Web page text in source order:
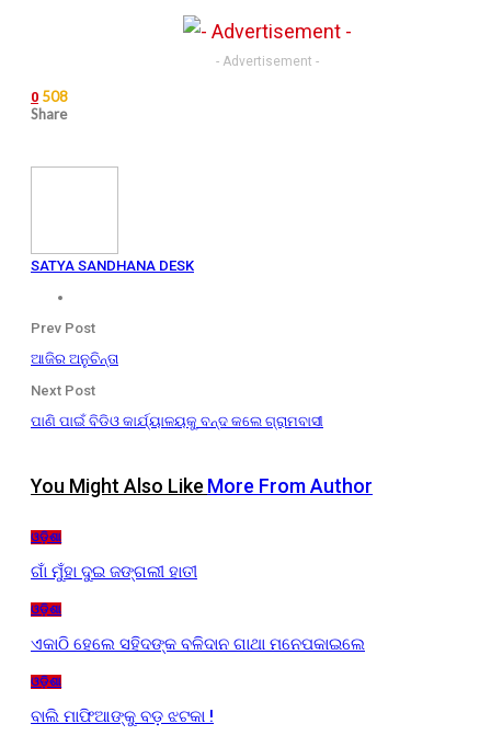
- Advertisement -
0 508
Share
SATYA SANDHANA DESK
Prev Post
ଆଜିର ଅନୁଚିନ୍ତା
Next Post
ପାଣି ପାଇଁ ବିଡିଓ କାର୍ଯ୍ୟାଳୟକୁ ବନ୍ଦ କଲେ ଗ୍ରାମବାସୀ
You Might Also Like More From Author
ଓଡ଼ିଶା
ଗାଁ ମୁଁହା ଦୁଇ ଜଙ୍ଗଲୀ ହାତୀ
ଓଡ଼ିଶା
ଏକାଠି ହେଲେ ସହିଦଙ୍କ ବଳିଦାନ ଗାଥା ମନେପକାଇଲେ
ଓଡ଼ିଶା
ବାଲି ମାଫିଆଙ୍କୁ ବଡ଼ ଝଟକା !